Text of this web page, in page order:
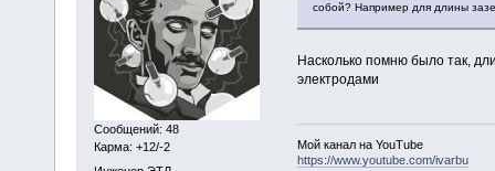
Сообщений: 48
Карма: +12/-2
собой? Например для длины
Насколько помню было так,
электродами
Мой канал на YouTube
https://www.youtube.com/ivarbu